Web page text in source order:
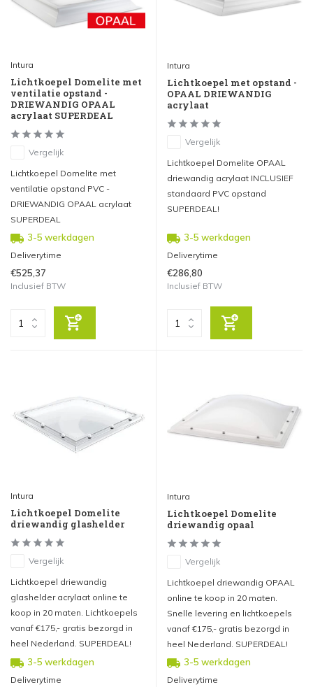
Intura
Lichtkoepel Domelite met
ventilatie opstand -
DRIEWANDIG OPAAL
acrylaat SUPERDEAL
Vergelijk
Lichtkoepel Domelite met
ventilatie opstand PVC -
DRIEWANDIG OPAAL acrylaat
SUPERDEAL
3-5 werkdagen
Deliverytime
€525,37
Inclusief BTW
Intura
Lichtkoepel met opstand -
OPAAL DRIEWANDIG
acrylaat
Vergelijk
Lichtkoepel Domelite OPAAL
driewandig acrylaat INCLUSIEF
standaard PVC opstand
SUPERDEAL!
3-5 werkdagen
Deliverytime
€286,80
Inclusief BTW
Intura
Lichtkoepel Domelite
driewandig glashelder
Vergelijk
Lichtkoepel driewandig
glashelder acrylaat online te
koop in 20 maten. Lichtkoepels
vanaf €175,- gratis bezorgd in
heel Nederland. SUPERDEAL!
3-5 werkdagen
Deliverytime
Intura
Lichtkoepel Domelite
driewandig opaal
Vergelijk
Lichtkoepel driewandig OPAAL
online te koop in 20 maten.
Snelle levering en lichtkoepels
vanaf €175,- gratis bezorgd in
heel Nederland. SUPERDEAL!
3-5 werkdagen
Deliverytime